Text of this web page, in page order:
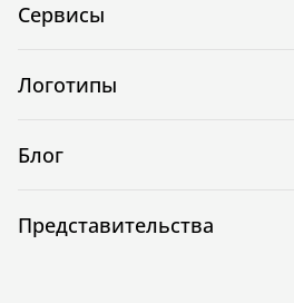
Сервисы
Логотипы
Блог
Представительства